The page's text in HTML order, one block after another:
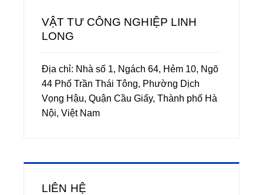
VẬT TƯ CÔNG NGHIỆP LINH
LONG
Địa chỉ: Nhà số 1, Ngách 64, Hẻm 10, Ngõ
44 Phố Trần Thái Tông, Phường Dịch
Vọng Hậu, Quận Cầu Giấy, Thành phố Hà
Nội, Việt Nam
LIÊN HỆ